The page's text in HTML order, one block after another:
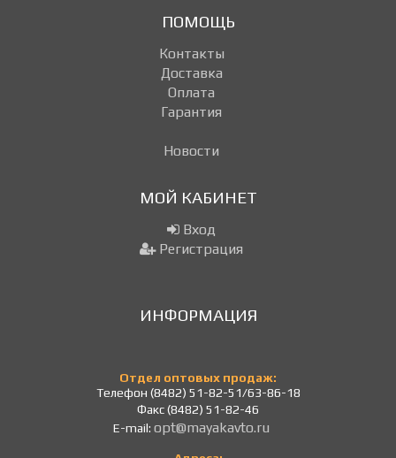
ПОМОЩЬ
Контакты
Доставка
Оплата
Гарантия
Новости
МОЙ КАБИНЕТ
Вход
Регистрация
ИНФОРМАЦИЯ
Отдел оптовых продаж:
Телефон (8482) 51-82-51/63-86-18
Факс (8482) 51-82-46
E-mail: opt@mayakavto.ru